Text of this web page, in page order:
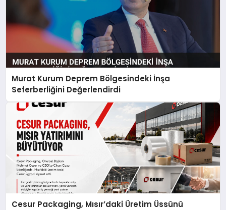
Murat Kurum Deprem Bölgesindeki İnşa
Seferberliğini Değerlendirdi
Cesur Packaging, Mısır’daki Üretim Üssünü